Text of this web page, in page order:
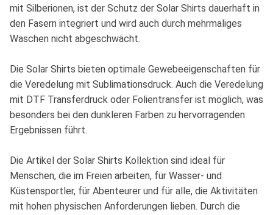
mit Silberionen, ist der Schutz der Solar Shirts dauerhaft in
den Fasern integriert und wird auch durch mehrmaliges
Waschen nicht abgeschwächt.
Die Solar Shirts bieten optimale Gewebeeigenschaften für
die Veredelung mit Sublimationsdruck. Auch die Veredelung
mit DTF Transferdruck oder Folientransfer ist möglich, was
besonders bei den dunkleren Farben zu hervorragenden
Ergebnissen führt.
Die Artikel der Solar Shirts Kollektion sind ideal für
Menschen, die im Freien arbeiten, für Wasser- und
Küstensportler, für Abenteurer und für alle, die Aktivitäten
mit hohen physischen Anforderungen lieben. Durch die